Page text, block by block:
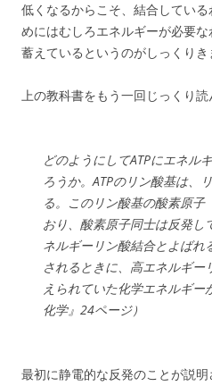
低くなるからこそ、結合してい
めにはむしろエネルギーが必要
蓄えているというのがしっくりき
上の教科書をもう一回じっくり読
どのようにしてATPにエネル
ろうか。ATPのリン酸基は、
る。このリン酸基の酸素原子
おり、酸素原子同士は反発し
ネルギーリン酸結合とよばれ
されるときに、高エネルギー
えられていた化学エネルギ
化学』24ページ）
最初に静電的な反発のことが説